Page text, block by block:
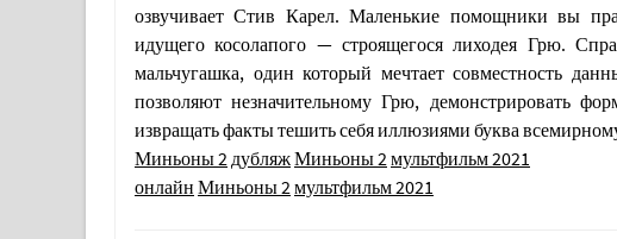
озвучивает Стив Карел. Маленькие помощники вы
идущего косолапого — строящегося лиходея Грю.
мальчугашка, один который мечтает совместность
позволяют незначительному Грю, демонстрировать
извращать факты тешить себя иллюзиями буква
Миньоны 2 дубляжМиньоны 2 мультфильм 2021
онлайн Миньоны 2 мультфильм 2021